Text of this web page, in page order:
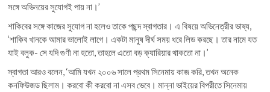
সঙ্গে অভিনয়ের সুযোগই পায় না।’
শাকিবের সঙ্গে কাজের সুযোগ না হলেও তাকে পছন্দ স্বাগতার। এ বিষয়ে অভিনেত্রীর ভাষ্য,
‘শাকিব খানকে আমার ভালোই লাগে। একটা মানুষ দীর্ঘ সময় ধরে লিড করছে। তার নামে যত
যাই বলুক- সে যদি গুণী না হতো, তাহলে এতো বড় ক্যারিয়ার থাকতো না।’
স্বাগতা আরও বলেন, ‘আমি যখন ২০০৬ সালে প্রথম সিনেমায় কাজ করি, তখন অনেক
কনফিউজড ছিলাম। করবো কী করবো না এসব ভেবে। মান্না ভাইয়ের বিপরীতে সিনেমায়